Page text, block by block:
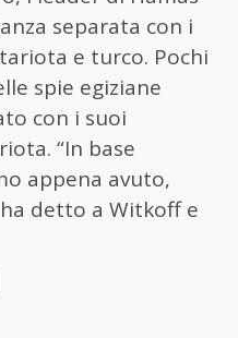
separata con i
e turco. Pochi
spie egiziane
con i suoi
“In base
appena avuto,
detto a Witkoff e